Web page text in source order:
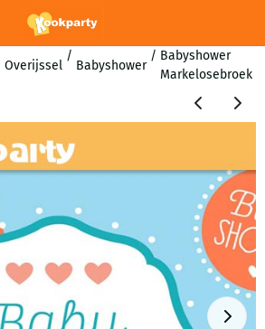
gesloten.
Overijssel
/
Babyshower
/ Babyshower
Markelosebroek